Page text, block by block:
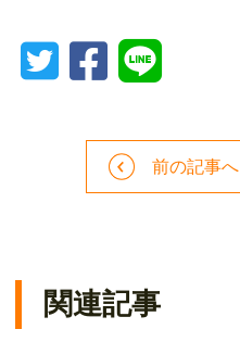
前の記事へ
関連記事